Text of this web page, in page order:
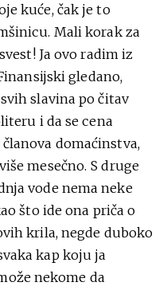
kuće, čak je to
Mali korak za
Ja ovo radim iz
gledano,
slavina po čitav
i da se cena
domaćinstva,
mesečno. S druge
vode nema neke
što ide ona priča o
krila, negde duboko
kap koju ja
nekome da